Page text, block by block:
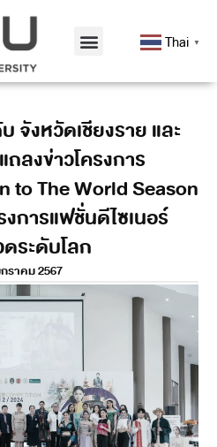
Thai ▼
จังหวัดเชียงราย และ
ลงข่าวโครงการ
to The World Season
การแฟชั่นดีไซเนอร์
ระดับโลก
ราคม 2567